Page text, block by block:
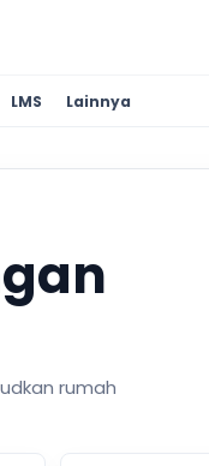
LMS Lainnya
rumah